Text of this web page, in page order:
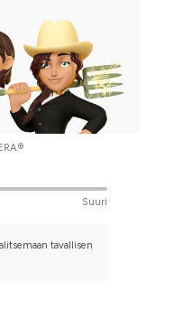
Suuri
tavallisen